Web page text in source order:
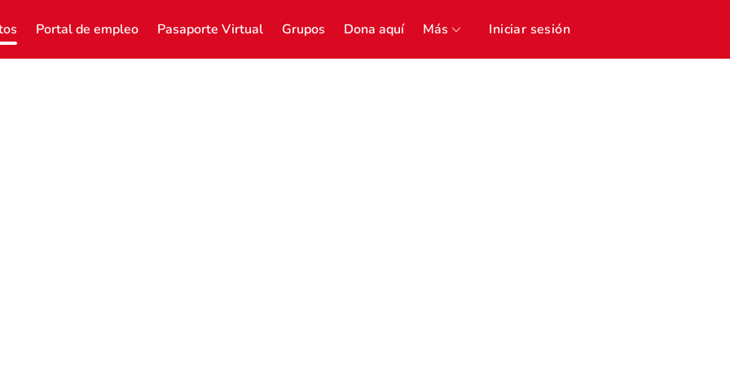
Portal de empleo Pasaporte Virtual Grupos Dona aquí Más Iniciar sesión